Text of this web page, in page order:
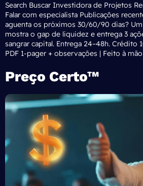
Search Buscar Investidora de Projetos
Falar com especialista Publicações
aguenta os próximos 30/60/90 dias?
mostra o gap de liquidez e entrega 3
sangrar capital. Entrega 24–48h. Crédito
PDF 1-pager + observações | Feito à
Preço Certo™